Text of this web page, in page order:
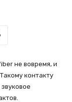
не вовремя, и
контакту